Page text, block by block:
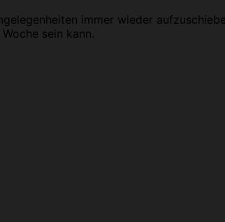
immer wieder
sein kann.